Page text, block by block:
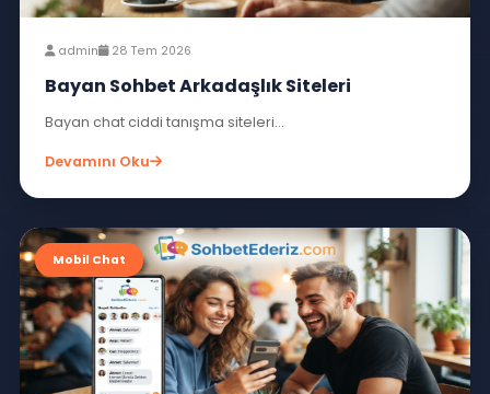
Devamını Oku
Mobil Chat
admin 29 Tem 2026